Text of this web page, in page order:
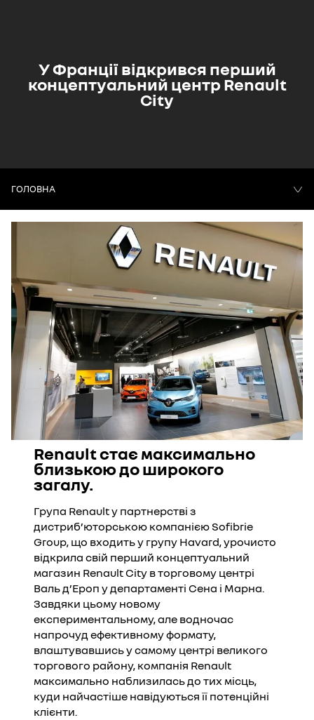
У Франції відкрився перший
концептуальний центр Renault
City
ГОЛОВНА
Renault стає максимально
близькою до широкого
загалу.
Група Renault у партнерстві з
дистриб’юторською компанією Sofibrie
Group, що входить у групу Havard, урочисто
відкрила свій перший концептуальний
магазин Renault City в торговому центрі
Валь д’Ероп у департаменті Сена і Марна.
Завдяки цьому новому
експериментальному, але водночас
напрочуд ефективному формату,
влаштувавшись у самому центрі великого
торгового району, компанія Renault
максимально наблизилась до тих місць,
куди найчастіше навідуються її потенційні
клієнти.